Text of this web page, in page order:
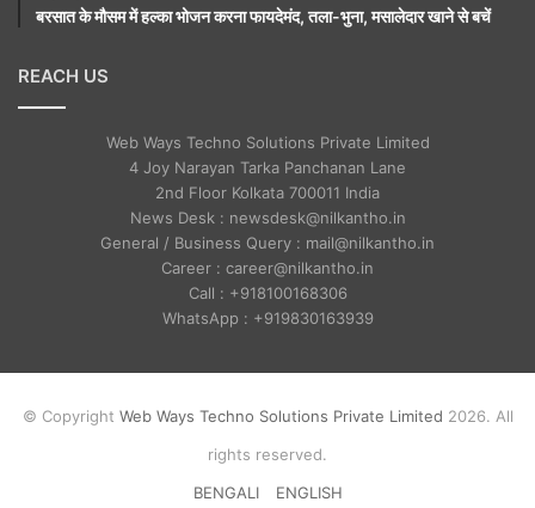
बरसात के मौसम में हल्का भोजन करना फायदेमंद, तला-भुना, मसालेदार खाने से बचें
REACH US
Web Ways Techno Solutions Private Limited
4 Joy Narayan Tarka Panchanan Lane
2nd Floor Kolkata 700011 India
News Desk : newsdesk@nilkantho.in
General / Business Query : mail@nilkantho.in
Career : career@nilkantho.in
Call : +918100168306
WhatsApp : +919830163939
© Copyright Web Ways Techno Solutions Private Limited 2026. All
rights reserved.
BENGALI
ENGLISH